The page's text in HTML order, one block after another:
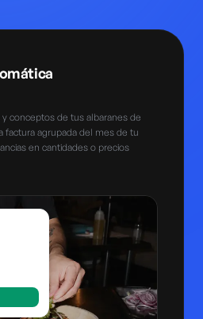
conceptos de tus albaranes de
factura agrupada del mes de tu
en cantidades o precios